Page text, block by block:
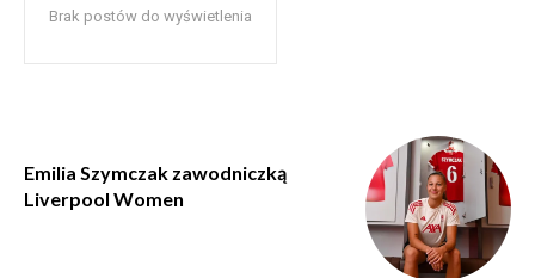
Brak postów do wyświetlenia
Emilia Szymczak zawodniczką
Liverpool Women